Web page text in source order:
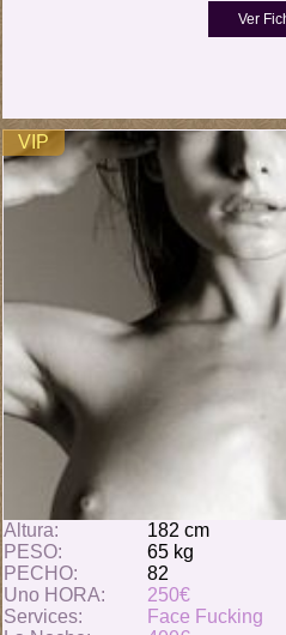
VIP
Altura:
182 cm
PESO:
65 kg
PECHO:
82
Uno HORA:
250€
Services:
Face Fucking